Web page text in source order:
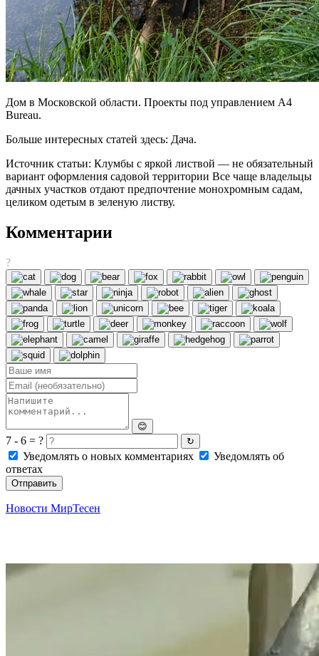
Дом в Московской области. Проекты под управлением A4
Bureau.
Больше интересных статей здесь: Дача.
Источник статьи: Клумбы с яркой листвой — не обязательный
вариант оформления садовой территории Все чаще владельцы
дачных участков отдают предпочтение монохромным садам,
целиком одетым в зеленую листву.
Комментарии
?
😊
7 - 6 = ? ↻
Уведомлять о новых комментариях
Уведомлять об
ответах
Отправить
Новости МирТесен